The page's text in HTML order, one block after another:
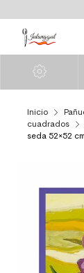
Inicio
cuadrados
seda 52×52